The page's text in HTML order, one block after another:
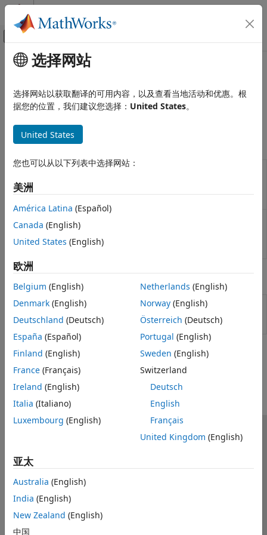
跳到内容
画布外导航菜单切换
文档主页
Simscape Electrical
类别
BLDC 控制​
转换器控制​
一般电机控制​
感应电机控制
数学变换
观测器​
PMSM 控制​
保护​
SM 控制
SRM 控制​
涡轮调速器​
主要内容
可再生能源控制
可再生能源控制
模块
Impedance
(Three-
Detect oscillatory instabilities in power
Controller
(Three-
函数
impedanceScanBodePlot
Create Bode plot from output
data of Impedance Scan (Three-
Phase) block(自 R2026a 起)
本页内容对您有帮助吗？
选择网站
选择网站以获取翻译的可用内容，以及查看当地活动和优惠。根
据您的位置，我们建议您选择： United States。
United States
您也可以从以下列表中选择网站：
美洲
América Latina (Español)
Canada (English)
United States (English)
欧洲
Belgium (English)
Denmark (English)
Deutschland (Deutsch)
España (Español)
Finland (English)
France (Français)
Ireland (English)
Italia (Italiano)
Luxembourg (English)
Netherlands (English)
Norway(English)
Österreich (Deutsch)
Portugal (English)
Sweden (English)
Switzerland
Deutsch
English
Français
United Kingdom (English)
亚太
Australia (English)
India (English)
New Zealand (English)
中国
防盗版
应用程序状态
联系我们
© 1994-2026 The MathWorks, Inc.